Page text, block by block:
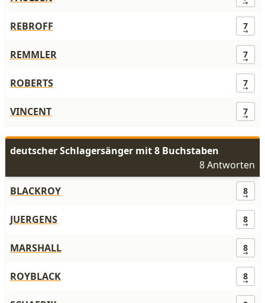
REBROFF 7
REMMLER 7
ROBERTS 7
VINCENT 7
deutscher Schlagersänger mit 8 Buchstaben
8 Antworten
BLACKROY
8
JUERGENS 8
MARSHALL 8
ROYBLACK 8